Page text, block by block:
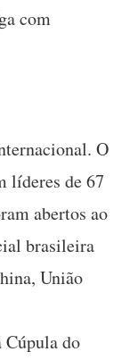
com
O
líderes de 67
abertos ao
brasileira
União
Cúpula do